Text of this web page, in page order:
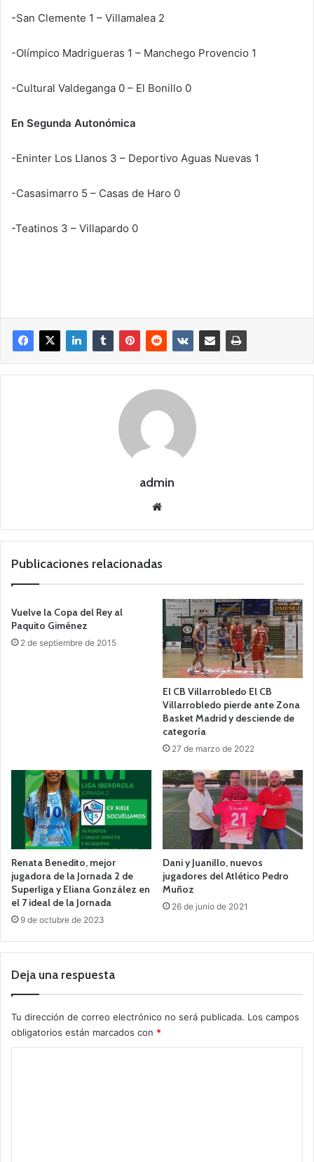
-San Clemente 1 – Villamalea 2
-Olímpico Madrigueras 1 – Manchego Provencio 1
-Cultural Valdeganga 0 – El Bonillo 0
En Segunda Autonómica
-Eninter Los Llanos 3 – Deportivo Aguas Nuevas 1
-Casasimarro 5 – Casas de Haro 0
-Teatinos 3 – Villapardo 0
admin
we
Publicaciones relacionadas
Vuelve la Copa del Rey al
Paquito Giménez
2 de septiembre de 2015
El CB Villarrobledo El CB
Villarrobledo pierde ante Zona
Basket Madrid y desciende de
categoría
27 de marzo de 2022
Renata Benedito, mejor
jugadora de la Jornada 2 de
Superliga y Eliana González en
el 7 ideal de la Jornada
9 de octubre de 2023
Dani y Juanillo, nuevos
jugadores del Atlético Pedro
Muñoz
26 de junio de 2021
Deja una respuesta
Tu dirección de correo electrónico no será publicada. Los campos
obligatorios están marcados con *